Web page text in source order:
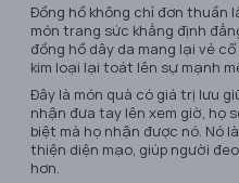
Đồng hồ không chỉ đơn thuần
món trang sức khẳng định
đồng hồ dây da mang lại vẻ
kim loại lại toát lên sự mạnh
Đây là món quà có giá trị lưu
nhận đưa tay lên xem giờ, họ
biệt mà họ nhận được nó. Nó
thiện diện mạo, giúp người
hơn.